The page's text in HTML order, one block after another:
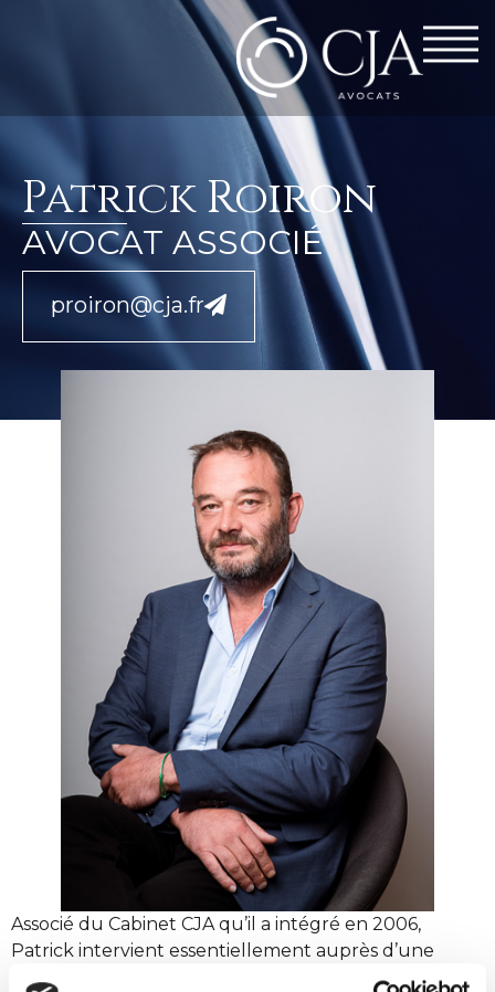
Patrick Roiron
AVOCAT ASSOCIÉ
proiron@cja.fr
Associé du Cabinet CJA qu’il a intégré en 2006,
Patrick intervient essentiellement auprès d’une
clientèle constituée de PME dans les domaines